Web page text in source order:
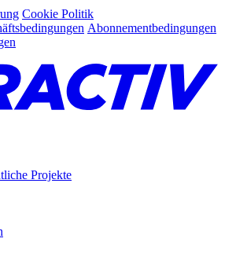
Cookie Politik
Abonnementbedingungen
Projekte